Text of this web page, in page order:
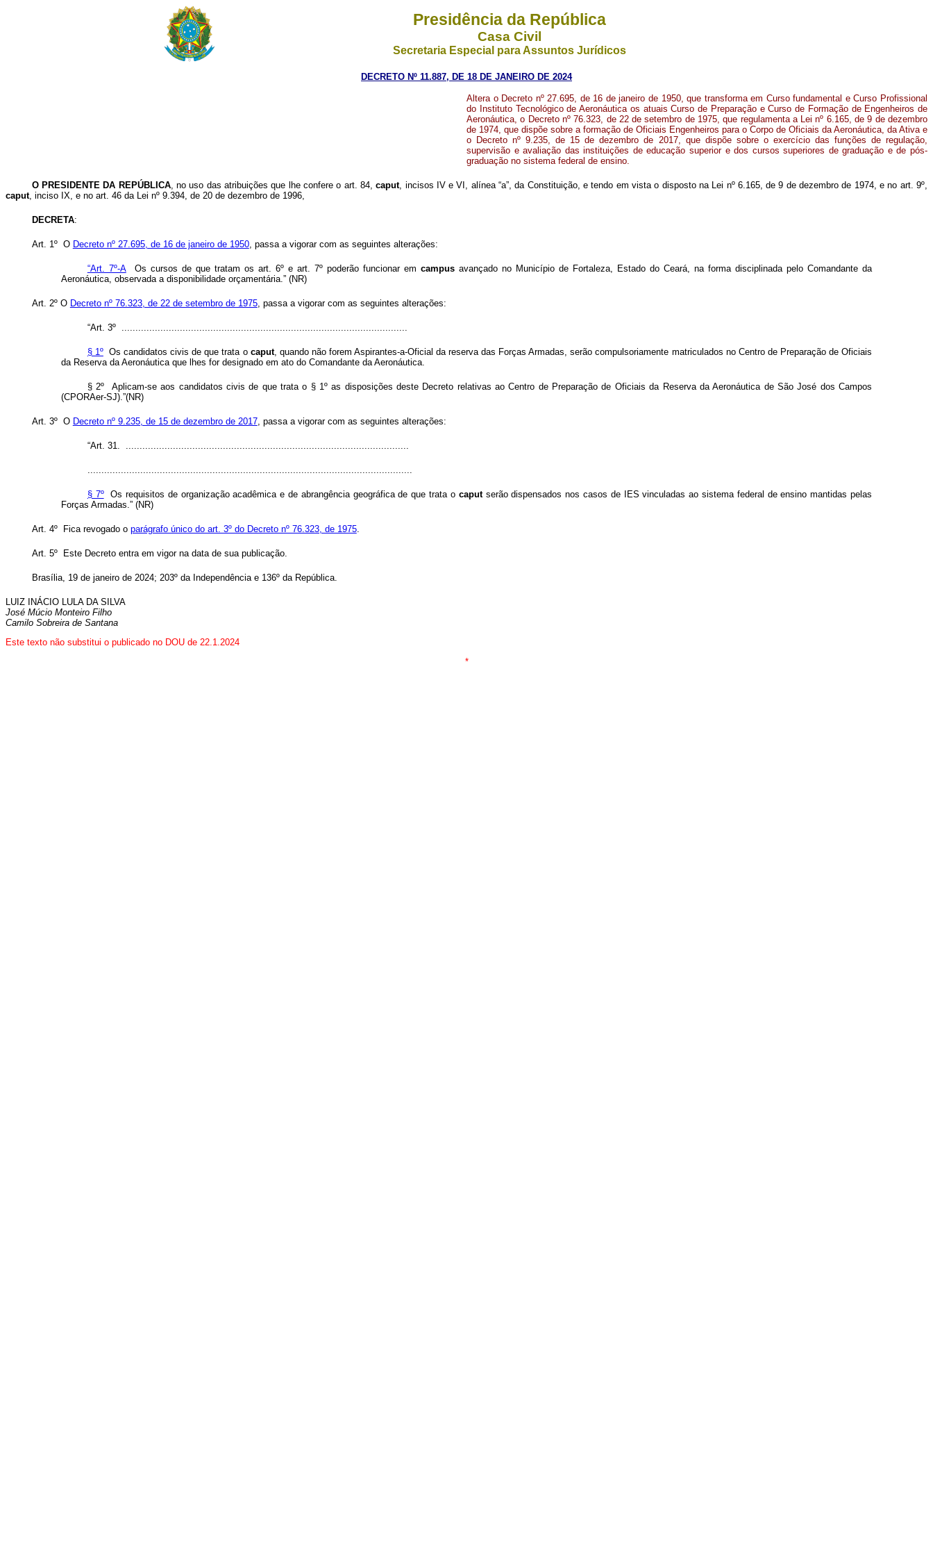
Presidência da República
Casa Civil
Secretaria Especial para Assuntos Jurídicos
DECRETO Nº 11.887, DE 18 DE JANEIRO DE 2024
Altera o Decreto nº 27.695, de 16 de janeiro de 1950, que transforma em Curso fundamental e Curso Profissional
do Instituto Tecnológico de Aeronáutica os atuais Curso de Preparação e Curso de Formação de Engenheiros de
Aeronáutica, o Decreto nº 76.323, de 22 de setembro de 1975, que regulamenta a Lei nº 6.165, de 9 de dezembro
de 1974, que dispõe sobre a formação de Oficiais Engenheiros para o Corpo de Oficiais da Aeronáutica, da Ativa e
o Decreto nº 9.235, de 15 de dezembro de 2017, que dispõe sobre o exercício das funções de regulação,
supervisão e avaliação das instituições de educação superior e dos cursos superiores de graduação e de pós-
graduação no sistema federal de ensino.
O PRESIDENTE DA REPÚBLICA, no uso das atribuições que lhe confere o art. 84,caput, incisos IV e VI, alínea “a”, da Constituição, e tendo em vista o disposto na Lei nº 6.165, de 9 de dezembro de 1974, e no art. 9º,
caput, inciso IX, e no art. 46 da Lei nº 9.394, de 20 de dezembro de 1996,
DECRETA:
Art. 1º O Decreto nº 27.695, de 16 de janeiro de 1950, passa a vigorar com as seguintes alterações:
“Art. 7º-AOs cursos de que tratam os art. 6º e art. 7º poderão funcionar em campusavançado no Município de Fortaleza, Estado do Ceará, na forma disciplinada pelo Comandante da
Aeronáutica, observada a disponibilidade orçamentária.” (NR)
Art. 2º O Decreto nº 76.323, de 22 de setembro de 1975, passa a vigorar com as seguintes alterações:
“Art. 3º .......................................................................................................
§ 1ºOs candidatos civis de que trata o caput, quando não forem Aspirantes-a-Oficial da reserva das Forças Armadas, serão compulsoriamente matriculados no Centro de Preparação de Oficiais
da Reserva da Aeronáutica que lhes for designado em ato do Comandante da Aeronáutica.
§ 2º Aplicam-se aos candidatos civis de que trata o § 1º as disposições deste Decreto relativas ao Centro de Preparação de Oficiais da Reserva da Aeronáutica de São José dos Campos
(CPORAer-SJ).”(NR)
Art. 3º O Decreto nº 9.235, de 15 de dezembro de 2017, passa a vigorar com as seguintes alterações:
“Art. 31. ......................................................................................................
.....................................................................................................................
§ 7ºOs requisitos de organização acadêmica e de abrangência geográfica de que trata o caputserão dispensados nos casos de IES vinculadas ao sistema federal de ensino mantidas pelas
Forças Armadas.” (NR)
Art. 4º Fica revogado o parágrafo único do art. 3º do Decreto nº 76.323, de 1975.
Art. 5º Este Decreto entra em vigor na data de sua publicação.
Brasília, 19 de janeiro de 2024; 203º da Independência e 136º da República.
LUIZ INÁCIO LULA DA SILVA
José Múcio Monteiro Filho
Camilo Sobreira de Santana
Este texto não substitui o publicado no DOU de 22.1.2024
*